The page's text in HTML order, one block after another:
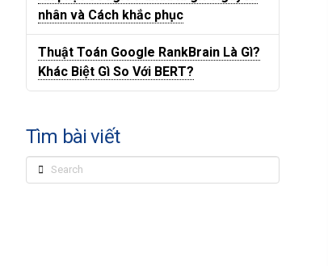
nhân và Cách khắc phục
Thuật Toán Google RankBrain Là Gì?
Khác Biệt Gì So Với BERT?
Tìm bài viết
Search